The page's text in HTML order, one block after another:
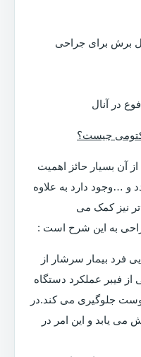
برش برای جراحی
در آنال
کتومی چیست؟
آن بسیار حائز اهمیت
و …وجود دارد به علاوه
تر نیز کمک می
به این شرح است :
فرد بیمار سرشار از
از فیبر عملکرد دستگاه
جلوگیری می کند.در
می یابد و این امر در